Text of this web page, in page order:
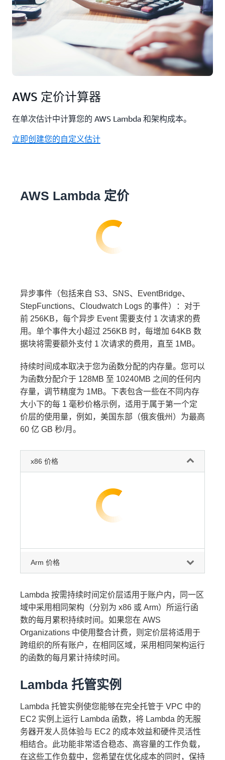
AWS 定价计算器
在单次估计中计算您的 AWS Lambda 和架构成本。
立即创建您的自定义估计
AWS Lambda 定价
异步事件（包括来自 S3、SNS、EventBridge、
StepFunctions、Cloudwatch Logs 的事件）：对于
前 256KB，每个异步 Event 需要支付 1 次请求的费
用。单个事件大小超过 256KB 时，每增加 64KB 数
据块将需要额外支付 1 次请求的费用，直至 1MB。
持续时间成本取决于您为函数分配的内存量。您可以
为函数分配介于 128MB 至 10240MB 之间的任何内
存量，调节精度为 1MB。下表包含一些在不同内存
大小下的每 1 毫秒价格示例，适用于属于第一个定
价层的使用量，例如，美国东部（俄亥俄州）为最高
60 亿 GB 秒/月。
x86 价格
Arm 价格
Lambda 按需持续时间定价层适用于账户内，同一区
域中采用相同架构（分别为 x86 或 Arm）所运行函
数的每月累积持续时间。如果您在 AWS
Organizations 中使用整合计费，则定价层将适用于
跨组织的所有账户，在相同区域，采用相同架构运行
的函数的每月累计持续时间。
Lambda 托管实例
Lambda 托管实例使您能够在完全托管于 VPC 中的
EC2 实例上运行 Lambda 函数，将 Lambda 的无服
务器开发人员体验与 EC2 的成本效益和硬件灵活性
相结合。此功能非常适合稳态、高容量的工作负载，
在这些工作负载中，您希望在优化成本的同时，保持